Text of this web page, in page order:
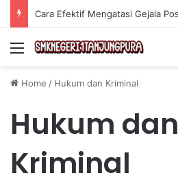
Menu
Home / Hukum dan Kriminal
Hukum dan
Kriminal